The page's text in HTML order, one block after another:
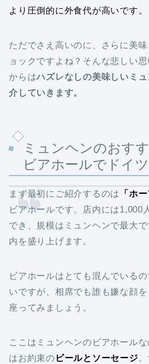
より圧倒的に外食代が高いです。
ただでさえ高いのに、さらに美
ョックですよね？そんな悲しい
からはハズレなしの美味しいミ
介していきます。
ミュンヘンのおす
ビアホールでドイ
まず最初にご紹介するのは 「ホ
ビアホールです。店内には1,000
でき、規模はミュンヘンで最大
内を盛り上げます。
ビアホールはとても混んでいる
いですが、相席でも誰も嫌な顔
座ってみましょう。
ここはミュンヘンのビアホール
はお約束のビールとソーセージ